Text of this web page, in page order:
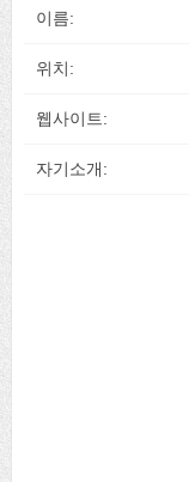
이름:
위치:
웹사이트:
자기소개: